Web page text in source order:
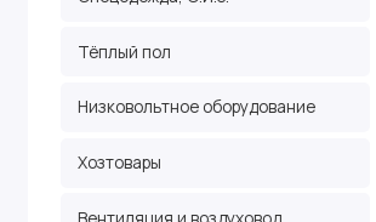
Тёплый пол
Низковольтное оборудование
Хозтовары